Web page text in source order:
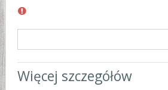
Więcej szczegółów